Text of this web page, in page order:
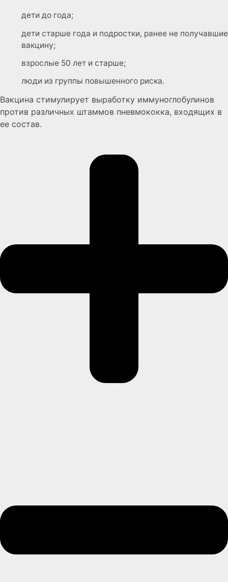
дети до года;
дети старше года и подростки, ранее не получавшие
вакцину;
взрослые 50 лет и старше;
люди из группы повышенного риска.
Вакцина стимулирует выработку иммуноглобулинов
против различных штаммов пневмококка, входящих в
ее состав.